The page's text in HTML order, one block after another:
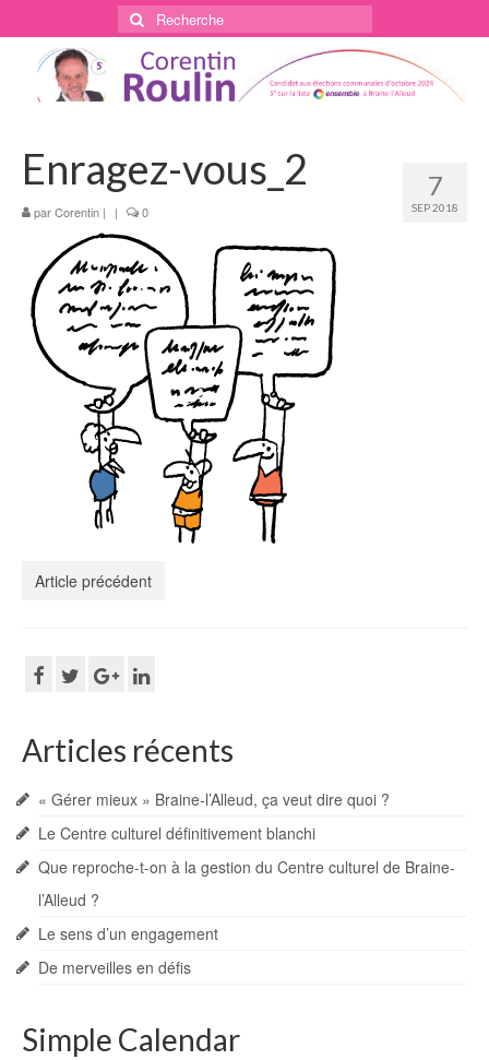
Rechercher
:
7
SEP 2018
Enragez-vous_2
parCorentin | | 0
Article précédent
Articles récents
« Gérer mieux » Braine-l’Alleud, ça veut dire quoi ?
Le Centre culturel définitivement blanchi
Que reproche-t-on à la gestion du Centre culturel de Braine-
l’Alleud ?
Le sens d’un engagement
De merveilles en défis
Simple Calendar